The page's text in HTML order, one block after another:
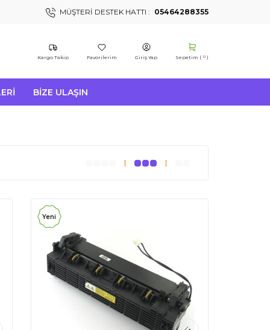
MÜŞTERI DESTEK HATTI : 05464288355
Kargo Takip Favorilerim Giriş Yap Sepetim ( 0 )
BIZE ULAŞIN
Yeni